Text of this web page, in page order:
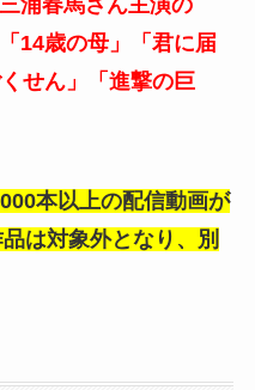
14歳の母」「君に届
せん」「進撃の巨
本以上の配信動画が
は対象外となり、別